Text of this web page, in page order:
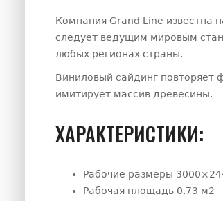
Компания Grand Line известна
следует ведущим мировым
любых регионах страны.
Виниловый сайдинг повторяет
имитирует массив древесины.
ХАРАКТЕРИСТИКИ:
Рабочие размеры
Рабочая площадь 0.73 м2